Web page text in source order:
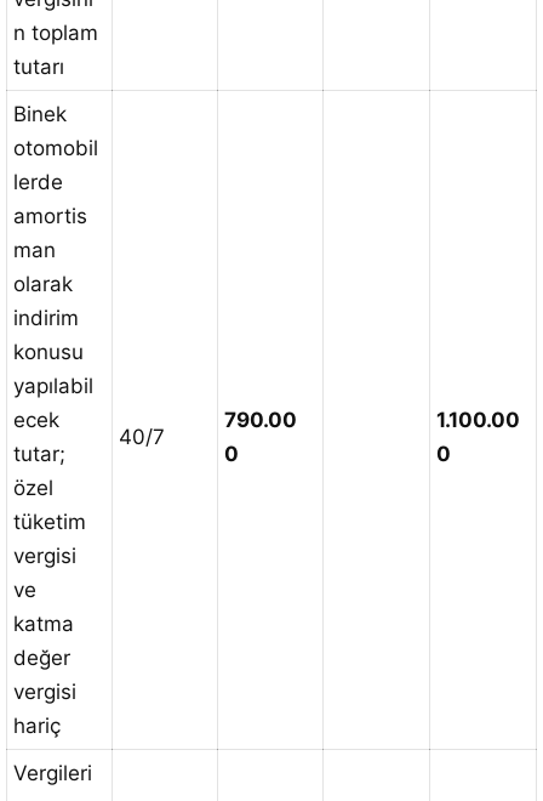
n toplam
tutarı
Binek
otomobil
lerde
amortis
man
olarak
indirim
konusu
yapılabil
ecek
tutar;
özel
tüketim
vergisi
ve
katma
değer
vergisi
hariç
40/7
790.00
0
1.100.00
0
Vergileri